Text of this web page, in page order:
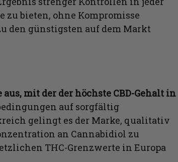
zu bieten, ohne Kompromisse
den günstigsten auf dem Markt
mit der der höchste CBD-Gehalt in
auf sorgfältig
gelingt es der Marke, qualitativ
an Cannabidiol zu
THC-Grenzwerte in Europa